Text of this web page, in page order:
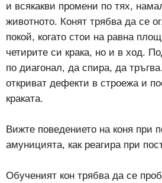
и всякакви промени по тях,
животното. Конят трябва да се
покой, когато стои на равна
четирите си крака, но и в ход.
по диагонал, да спира, да
откриват дефекти в строежа и
краката.
Вижте поведението на коня при
амуницията, как реагира при
Обученият кон трябва да се